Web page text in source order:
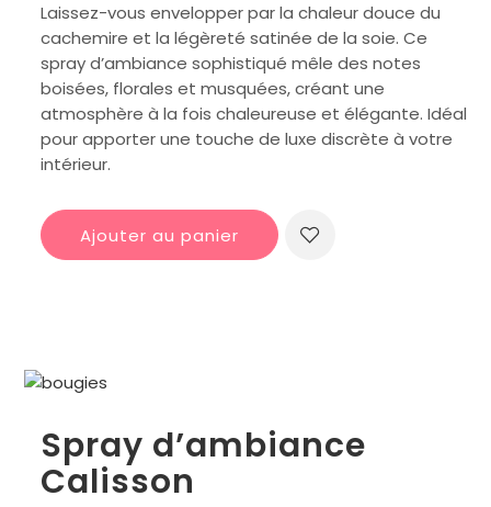
Laissez-vous envelopper par la chaleur douce du
cachemire et la légèreté satinée de la soie. Ce
spray d’ambiance sophistiqué mêle des notes
boisées, florales et musquées, créant une
atmosphère à la fois chaleureuse et élégante. Idéal
pour apporter une touche de luxe discrète à votre
intérieur.
Ajouter au panier
Spray d’ambiance
Calisson